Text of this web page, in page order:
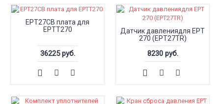
EPT27CB плата для
EPTT270
36225 руб.
Датчик давлениядля EPT
270 (EPT27TR)
8230 руб.